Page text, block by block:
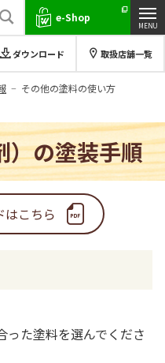
e-Shop
ダウンロード 取扱店舗一覧
その他の塗料の使い方
）の塗装手順
はこちら
った塗料を選んでくださ